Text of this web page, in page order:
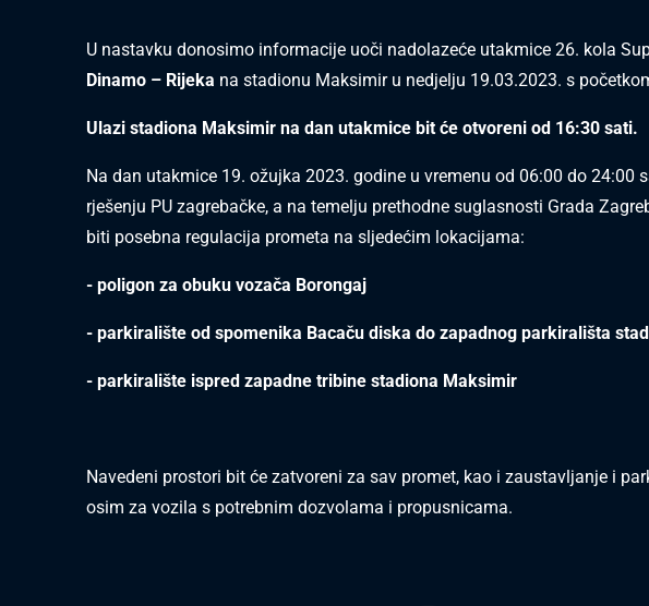
U nastavku donosimo informacije uoči nadolazeće utakmice 26. kola
Dinamo – Rijeka na stadionu Maksimir u nedjelju 19.03.2023. s
Ulazi stadiona Maksimir na dan utakmice bit će otvoreni od 16:30 sati.
Na dan utakmice 19. ožujka 2023. godine u vremenu od 06:00 do 24:00
rješenju PU zagrebačke, a na temelju prethodne suglasnosti Grada
biti posebna regulacija prometa na sljedećim lokacijama:
- poligon za obuku vozača Borongaj
- parkiralište od spomenika Bacaču diska do zapadnog parkirališta
- parkiralište ispred zapadne tribine stadiona Maksimir
Navedeni prostori bit će zatvoreni za sav promet, kao i zaustavljanje i
osim za vozila s potrebnim dozvolama i propusnicama.